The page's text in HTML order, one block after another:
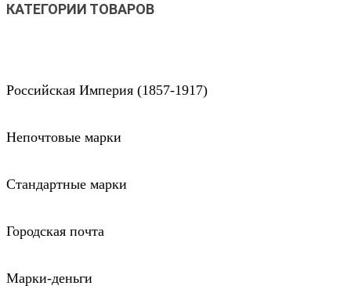
КАТЕГОРИИ ТОВАРОВ
Российская Империя (1857-1917)
Непочтовые марки
Стандартные марки
Городская почта
Марки-деньги